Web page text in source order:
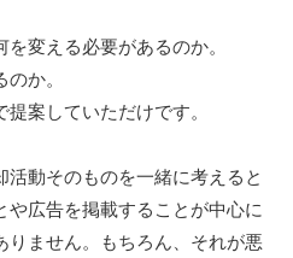
変える必要があるのか。
か。
案していただけです。
動そのものを一緒に考えると
広告を掲載することが中心に
ません。もちろん、それが悪